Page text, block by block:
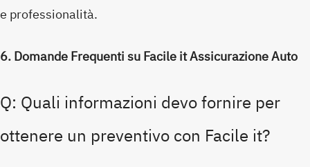
e professionalità.
6. Domande Frequenti su Facile it Assicurazione Auto
Q: Quali informazioni devo fornire per
ottenere un preventivo con Facile it?